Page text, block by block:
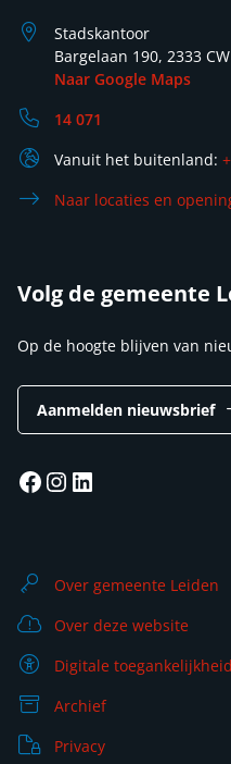
Stadskantoor
Bargelaan 190, 2333
Naar Google Maps
14 071
Vanuit het buitenland:
Naar locaties en
Volg de gemeente
Op de hoogte blijven van
Aanmelden nieuwsbrief
Facebook
Instagram
LinkedIn
Over gemeente Leiden
Over deze website
Digitale toegankelijkheid
Archief
Privacy